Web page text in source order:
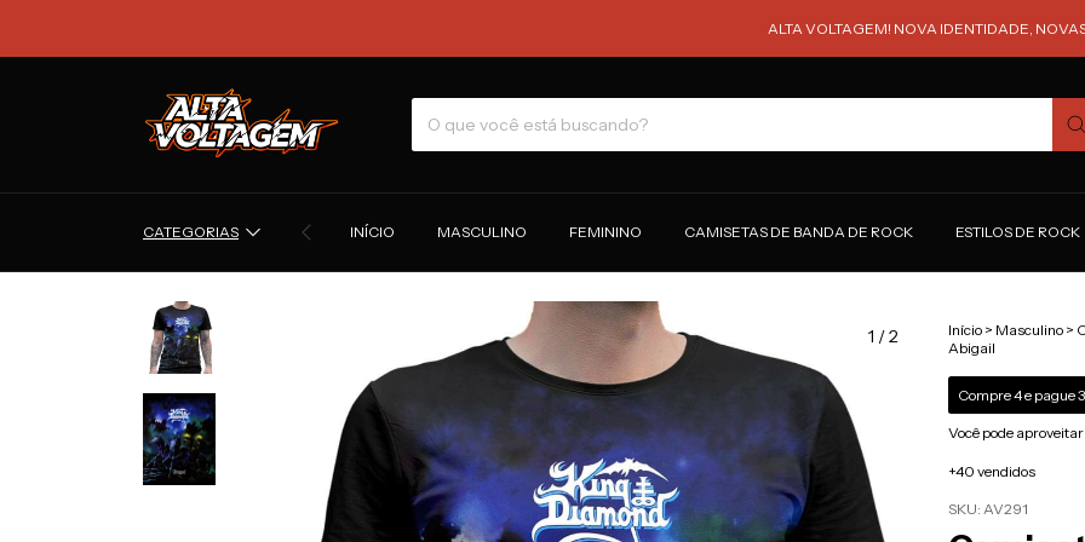
ALTA VOLTAGEM! NOVA IDENTIDADE, NOVAS
CATEGORIAS INÍCIO MASCULINO FEMININO CAMISETAS DE BANDA DE ROCK ESTILOS DE ROCK
1 /2 Início > Masculino >
Abigail
Compre 4 e pague
Você pode
+40 vendidos
SKU: AV291